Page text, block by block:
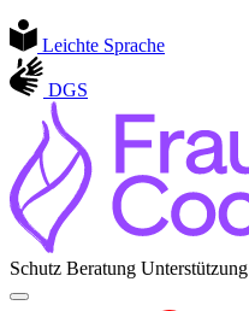
Leichte Sprache
DGS
Schutz Beratung Unterstützung